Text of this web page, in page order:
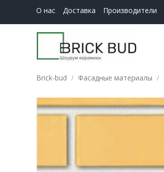
О нас Доставка Производители
Brick-bud Фасадные материалы